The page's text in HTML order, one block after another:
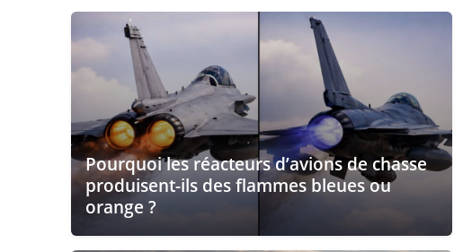
Pourquoi les réacteurs d’avions de chasse
produisent-ils des flammes bleues ou
orange ?